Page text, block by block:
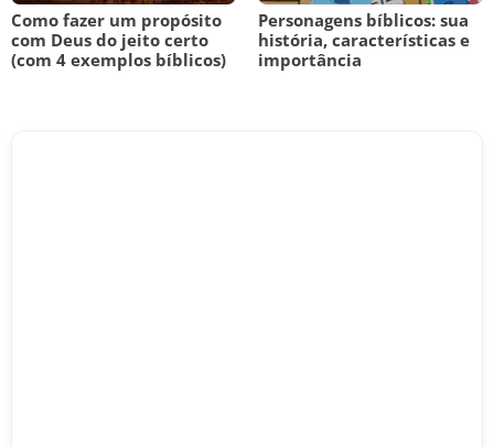
Como fazer um propósito
com Deus do jeito certo
(com 4 exemplos bíblicos)
Personagens bíblicos: sua
história, características e
importância